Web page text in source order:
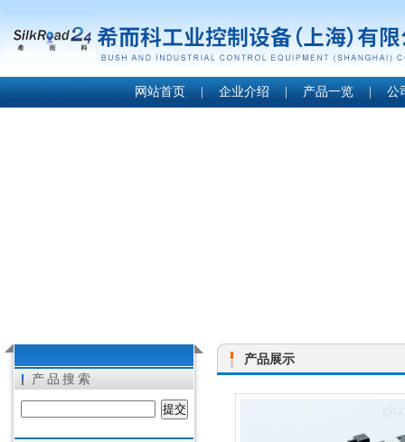
网站首页 | 企业介绍 | 产品一览 | 公
产品搜索
产品展示